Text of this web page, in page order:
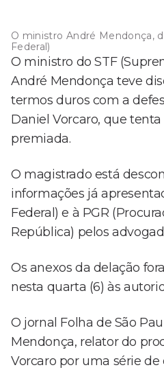
O ministro André Mendonça,
Federal)
O ministro do STF
André Mendonça teve
termos duros com a
Daniel Vorcaro, que
premiada.
O magistrado está
informações já
Federal) e à PGR
República) pelos
Os anexos da delação
nesta quarta (6) às
O jornal Folha de São
Mendonça, relator do
Vorcaro por uma série